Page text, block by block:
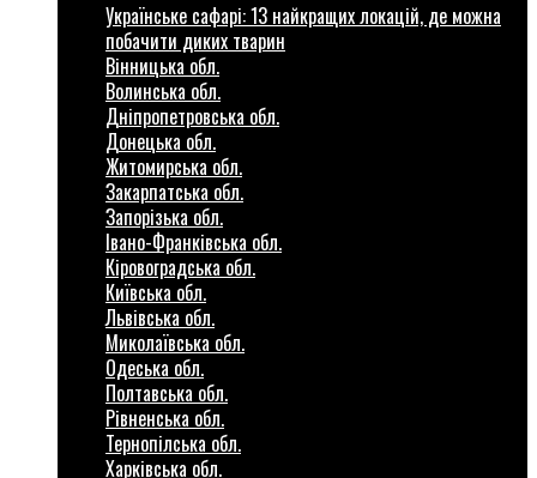
Українське сафарі: 13 найкращих локацій, де можна
побачити диких тварин
Вінницька обл.
Волинська обл.
Дніпропетровська обл.
Донецька обл.
Житомирська обл.
Закарпатська обл.
Запорізька обл.
Івано-Франківська обл.
Кіровоградська обл.
Київська обл.
Львівська обл.
Миколаївська обл.
Одеська обл.
Полтавська обл.
Рівненська обл.
Тернопілська обл.
Харківська обл.